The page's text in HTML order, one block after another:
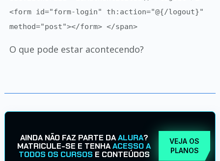
<form id="form-login" th:action="@{/logout}"
method="post"></form> </span>
O que pode estar acontecendo?
AINDA NÃO FAZ PARTE DAALURA?
MATRICULE-SE E TENHAACESSO A
TODOS OS CURSOS E CONTEÚDOS
VEJA OS
PLANOS